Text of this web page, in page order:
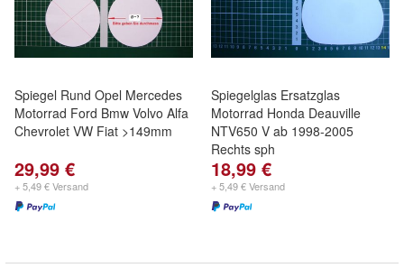
Spiegel Rund Opel Mercedes
Motorrad Ford Bmw Volvo Alfa
Chevrolet VW Fiat >149mm
29,99 €
+ 5,49 € Versand
Spiegelglas Ersatzglas
Motorrad Honda Deauville
NTV650 V ab 1998-2005
Rechts sph
18,99 €
+ 5,49 € Versand